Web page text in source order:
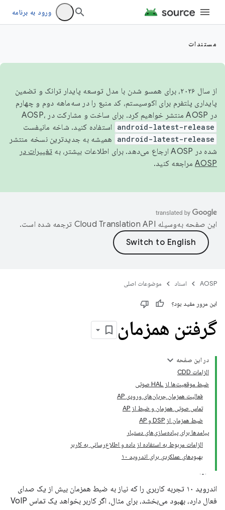
ورود به برنامه
مستندات
از سال ۲۰۲۶، برای همسو شدن با مدل توسعه پایدار ترانک و تضمین
پایداری پلتفرم برای اکوسیستم، کد منبع را در سه‌ماهه دوم و چهارم
در AOSP منتشر خواهیم کرد. برای ساخت و مشارکت در AOSP،
android-latest-release استفاده کنید. شاخه مانیفست
android-latest-release
همیشه به جدیدترین نسخه منتشر
شده در AOSP ارجاع می‌دهد. برای اطلاعات بیشتر، به
تغییرات در
AOSP مراجعه کنید.
این صفحه به‌وسیله ترجمه شده است.
AOSP اسناد موضوعات اصلی
این مرور مفید بود؟
گرفتن همزمان
در این صفحه
الزامات CDD
ضبط موقعیت‌ها از HAL صوتی
فعالیت همزمان جریان‌های ورودی AP
تماس صوتی همزمان و ضبط از AP
ضبط همزمان از DSP و AP
پیامدها برای پیاده‌سازی‌های دستیار
الزامات مربوط به استفاده از داده و اطلاع‌رسانی به کاربر
بهبودهای عملکردی برای اندروید ۱۰
اندروید ۱۰ تجربه کاربری را که نیاز به ضبط همزمان بیش از یک صدای
فعال دارد، بهبود می‌بخشد، برای مثال، اگر کاربر بخواهد یک تماس VoIP